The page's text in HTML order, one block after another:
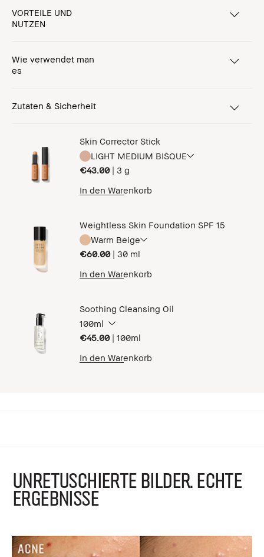
VORTEILE UND
NUTZEN
Wie verwendet man
es
Zutaten & Sicherheit
Skin Corrector Stick
LIGHT MEDIUM BISQUE
€43.00 | 3 g
In den Warenkorb
Weightless Skin Foundation SPF 15
Warm Beige
€60.00 | 30 ml
In den Warenkorb
Soothing Cleansing Oil
100ml
€45.00 | 100ml
In den Warenkorb
UNRETUSCHIERTE BILDER. ECHTE
ERGEBNISSE